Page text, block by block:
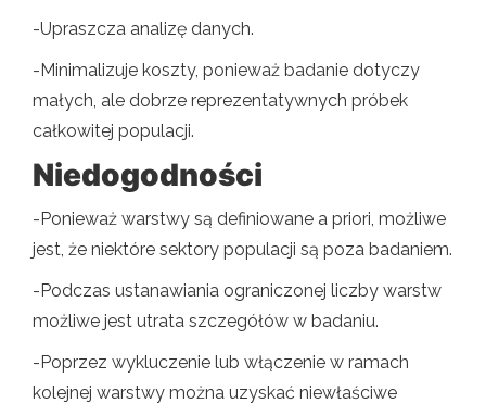
-Upraszcza analizę danych.
-Minimalizuje koszty, ponieważ badanie dotyczy
małych, ale dobrze reprezentatywnych próbek
całkowitej populacji.
Niedogodności
-Ponieważ warstwy są definiowane a priori, możliwe
jest, że niektóre sektory populacji są poza badaniem.
-Podczas ustanawiania ograniczonej liczby warstw
możliwe jest utrata szczegółów w badaniu.
-Poprzez wykluczenie lub włączenie w ramach
kolejnej warstwy można uzyskać niewłaściwe